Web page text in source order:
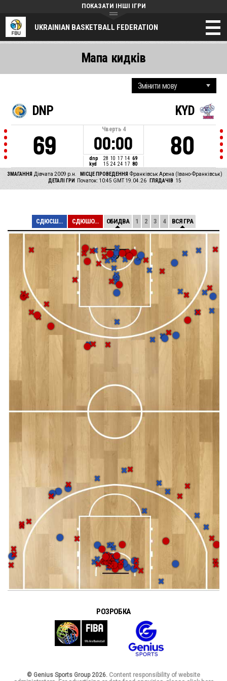
UKRAINIAN BASKETBALL FEDERATION
ПОКАЗАТИ ІНШІ ІГРИ
DNP
69
Чверть 4
00:00
dnp 28 10 17 14 69
kyd
15 24 24 17 80
KYD
80
ЗМАГАННЯ Дівчата 2009 р.н. МІСЦЕ ПРОВЕДЕННЯ Франківськ Арена (Івано-Франківськ)
ДЕТАЛІ ГРИ
Початок: 10:45 GMT 19.04.26 ГЛЯДАЧІВ 15
Мапа кидків
СДЮСШОР №5-ДФКС... СДЮШОР З БАСКЕТ... ОБИДВА 1 2 3 4 ВСЯ ГРА
РОЗРОБКА
© Genius Sports Group 2026. Content responsibility of website